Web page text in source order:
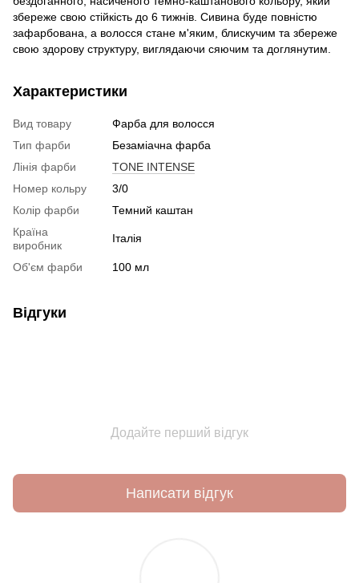
збереже свою стійкість до 6 тижнів. Сивина буде повністю
зафарбована, а волосся стане м'яким, блискучим та збереже
свою здорову структуру, виглядаючи сяючим та доглянутим.
Характеристики
Вид товару
Фарба для волосся
Тип фарби
Безаміачна фарба
Лінія фарби
TONE INTENSE
Номер кольру
3/0
Колір фарби
Темний каштан
Країна
виробник
Італія
Об'єм фарби 100 мл
Відгуки
Додайте перший відгук
Написати відгук